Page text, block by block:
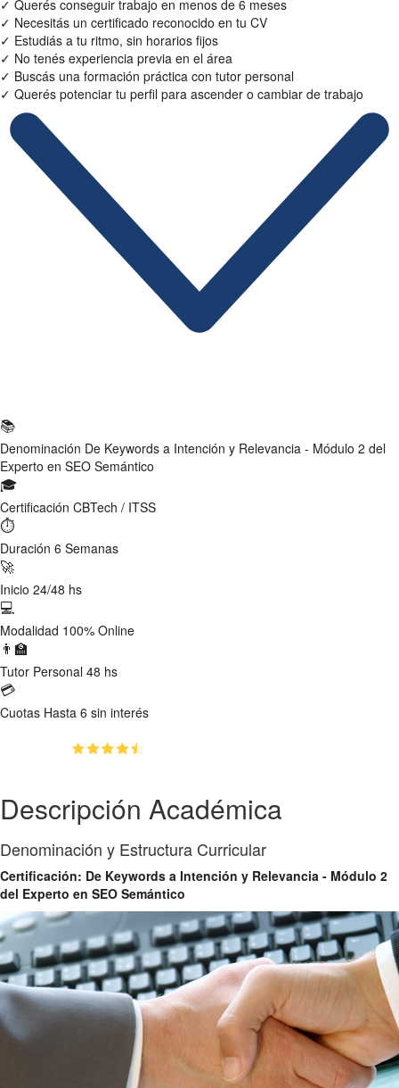
✓ Querés conseguir trabajo en menos de 6 meses
✓ Necesitás un certificado reconocido en tu CV
✓ Estudiás a tu ritmo, sin horarios fijos
✓ No tenés experiencia previa en el área
✓ Buscás una formación práctica con tutor personal
✓ Querés potenciar tu perfil para ascender o cambiar de trabajo
📚
Denominación De Keywords a Intención y Relevancia - Módulo 2 del
Experto en SEO Semántico
🎓
Certificación CBTech / ITSS
⏱
Duración 6 Semanas
🚀
Inicio 24/48 hs
💻
Modalidad 100% Online
👨‍🏫
Tutor Personal 48 hs
💳
Cuotas Hasta 6 sin interés
Descripción Académica
Denominación y Estructura Curricular
Certificación: De Keywords a Intención y Relevancia - Módulo 2
del Experto en SEO Semántico